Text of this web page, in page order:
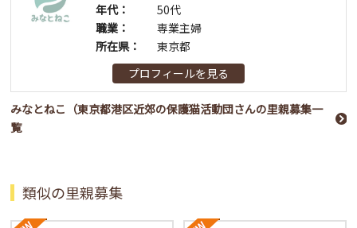
年代：
50代
職業：
専業主婦
所在県：
東京都
プロフィールを見る
みなとねこ（東京都港区近郊の保護猫活動団さんの里親募集一
覧
類似の里親募集